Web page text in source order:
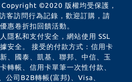
Copyright ©2020 版權均受保護，
客訪問行為記錄，歡迎訂購，請
惠卷折扣回饋活動。
隱私和支付安全，網站使用 SSL
安全。 接受的付款方式：信用卡
、國泰、凱基、聯邦、中信、玉
轉帳、信用卡單筆一次性付款、
公司B2B轉帳(富邦)、Visa、